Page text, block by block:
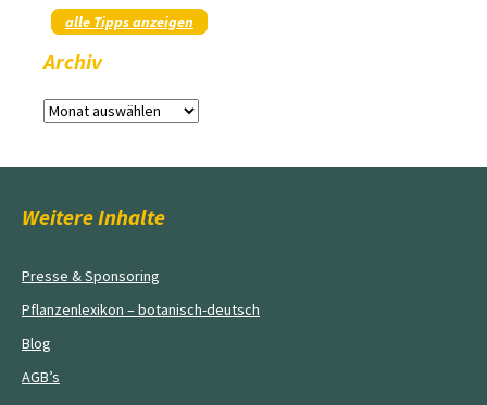
alle Tipps anzeigen
Archiv
Archiv
Weitere Inhalte
Presse & Sponsoring
Pflanzenlexikon – botanisch-deutsch
Blog
AGB’s